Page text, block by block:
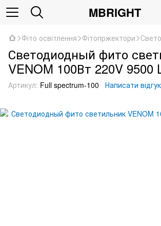
MBRIGHT
Фіто освітлення Фітопржектори
Светодиодный фито
VENOM 100Вт 220V 9500
Артикул: Full spectrum-100 Написати відгук